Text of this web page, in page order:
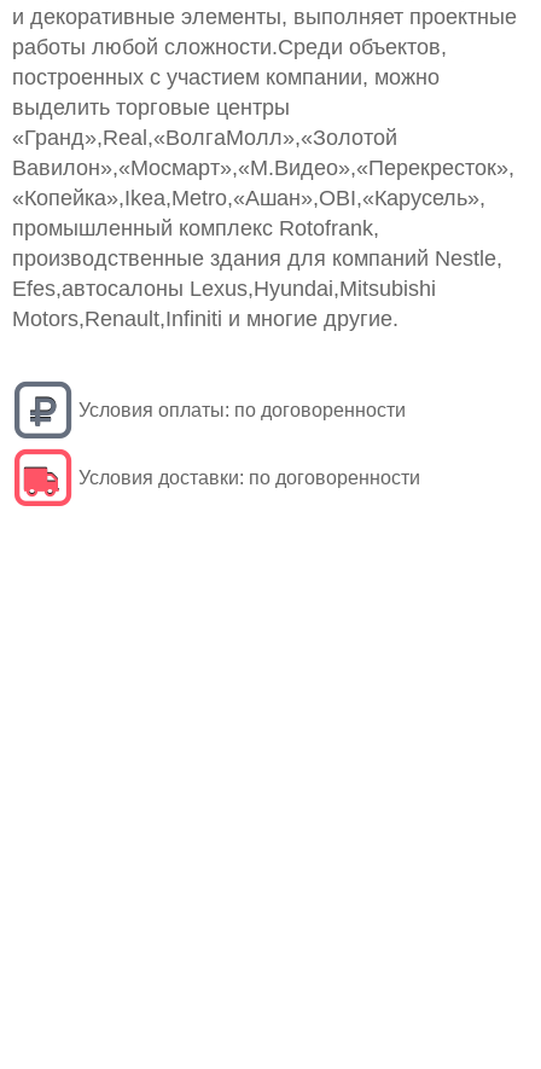
и декоративные элементы, выполняет проектные
работы любой сложности.Среди объектов,
построенных с участием компании, можно
выделить торговые центры
«Гранд»,Real,«ВолгаМолл»,«Золотой
Вавилон»,«Мосмарт»,«М.Видео»,«Перекресток»,
«Копейка»,Ikea,Metro,«Ашан»,OBI,«Карусель»,
промышленный комплекс Rotofrank,
производственные здания для компаний Nestle,
Efes,автосалоны Lexus,Hyundai,Mitsubishi
Motors,Renault,Infiniti и многие другие.
Условия оплаты: по договоренности
Условия доставки: по договоренности